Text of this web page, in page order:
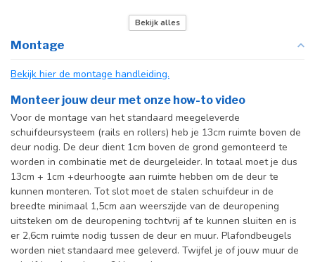
U kunt een tabel vinden met de
exacte deurmaten in de
Incl. deurgreep
Incl. systeem
Bekijk alles
Montage
Bekijk hier de montage handleiding.
Monteer jouw deur met onze how-to video
Voor de montage van het standaard meegeleverde
schuifdeursysteem (rails en rollers) heb je 13cm ruimte boven de
deur nodig. De deur dient 1cm boven de grond gemonteerd te
worden in combinatie met de deurgeleider. In totaal moet je dus
13cm + 1cm +deurhoogte aan ruimte hebben om de deur te
kunnen monteren. Tot slot moet de stalen schuifdeur in de
breedte minimaal 1,5cm aan weerszijde van de deuropening
uitsteken om de deuropening tochtvrij af te kunnen sluiten en is
er 2,6cm ruimte nodig tussen de deur en muur. Plafondbeugels
worden niet standaard mee geleverd. Twijfel je of jouw muur de